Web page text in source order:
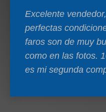
Excelente
perfectas
faros son de muy
como en las fotos.
es mi segunda